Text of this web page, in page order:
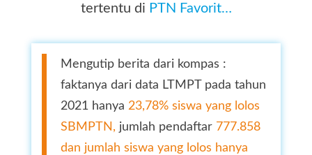
tertentu di PTN Favorit…
Mengutip berita dari kompas :
faktanya dari data LTMPT pada tahun
2021 hanya 23,78% siswa yang lolos
SBMPTN, jumlah pendaftar 777.858
dan jumlah siswa yang lolos hanya